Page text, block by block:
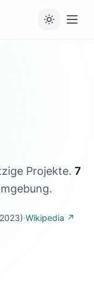
Projekte. 7
·Wikipedia ↗